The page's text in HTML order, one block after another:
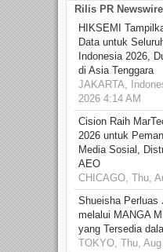
Rilis PR Newswire
HIKSEMI
Data untuk
Indonesia 2026,
di Asia Tenggara
JAKARTA,
2026 4:14 AM
Cision Raih
2026 untuk
Media Sosial,
AEO
CHICAGO, Thu,
Shueisha Perluas
melalui MANGA
yang Tersedia
TOKYO, Thu,